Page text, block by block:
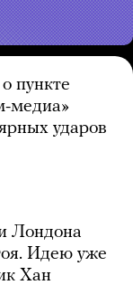
пункте
медиа»
ударов
Лондона
Идею уже
Хан